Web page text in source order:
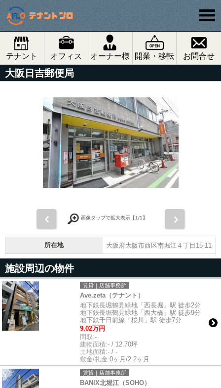
テナント オフィス オーナー様 開業・移転 お問合せ
大阪日吉郵便局
画像タップで拡大表示【1/1】
所在地 大阪府大阪市西区南堀江４丁目15-11
施設周辺の物件
賃貸｜店舗事務所
Ave.zeta（テナント）
地下鉄長堀鶴見緑地「西長堀」駅 徒歩2分
地下鉄長堀鶴見緑地「西大橋」駅 徒歩9分
地下鉄千日前線「桜川」駅 徒歩7分
9.02万円
間取:-
建物面積:- / 12.70坪
土地面積:- / -
敷金/礼金:0ヶ月/2.2ヶ月
賃貸｜店舗事務所
BANIX北堀江（SOHO）